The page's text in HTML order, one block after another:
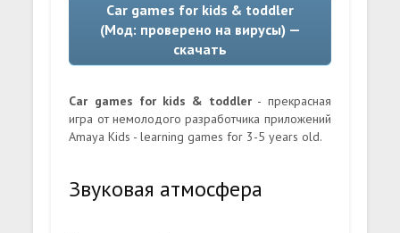
Car games for kids & toddler
(Мод: проверено на вирусы) —
скачать
Car games for kids & toddler - прекрасная
игра от немолодого разработчика приложений
Amaya Kids - learning games for 3-5 years old.
Звуковая атмосфера